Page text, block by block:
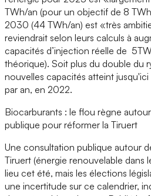
TWh/an (pour un objectif de 8
2030 (44 TWh/an) est «très
reviendrait selon leurs calculs à
capacités d’injection réelle de
théorique). Soit plus du double du
nouvelles capacités atteint
par an, en 2022.
Biocarburants : le flou règne
publique pour réformer la Tiruert
Une consultation publique autour
Tiruert (énergie renouvelable dans
lieu cet été, mais les élections
une incertitude sur ce calendrier,